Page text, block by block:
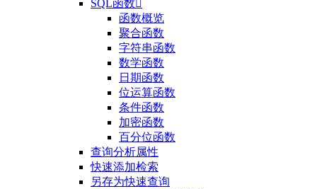
SQL函数
函数概览
聚合函数
字符串函数
数学函数
日期函数
位运算函数
条件函数
加密函数
百分位函数
查询分析属性
快速添加检索
另存为快速查询